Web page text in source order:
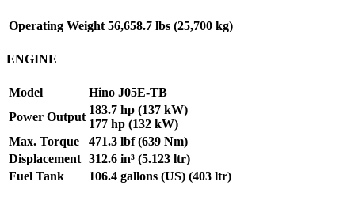
Operating Weight 56,658.7 lbs (25,700 kg)
ENGINE
Model
Hino J05E-TB
Power Output
183.7 hp (137 kW)
177 hp (132 kW)
Max. Torque
471.3 lbf (639 Nm)
Displacement 312.6 in³ (5.123 ltr)
Fuel Tank
106.4 gallons (US) (403 ltr)